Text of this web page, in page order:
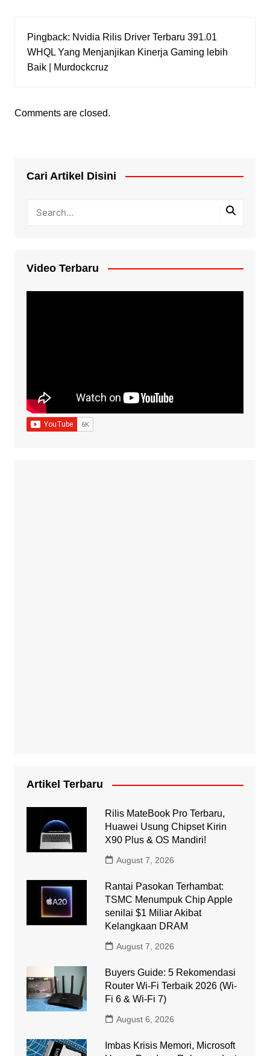
Pingback: Nvidia Rilis Driver Terbaru 391.01
WHQL Yang Menjanjikan Kinerja Gaming lebih
Baik | Murdockcruz
Comments are closed.
Cari Artikel Disini
Video Terbaru
Artikel Terbaru
Rilis MateBook Pro Terbaru,
Huawei Usung Chipset Kirin
X90 Plus & OS Mandiri!
August 7, 2026
Rantai Pasokan Terhambat:
TSMC Menumpuk Chip Apple
senilai $1 Miliar Akibat
Kelangkaan DRAM
August 7, 2026
Buyers Guide: 5 Rekomendasi
Router Wi-Fi Terbaik 2026 (Wi-
Fi 6 & Wi-Fi 7)
August 6, 2026
Imbas Krisis Memori, Microsoft